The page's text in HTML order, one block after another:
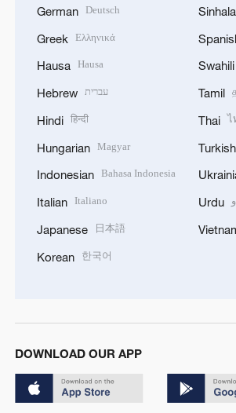
German Deutsch
Greek Ελληνικά
Hausa Hausa
Hebrew עברית
Hindi हिन्दी
Hungarian Magyar
Indonesian Bahasa Indonesia
Italian Italiano
Japanese 日本語
Korean 한국어
Sinhala
Swahili
Tamil
Thai
Turkish
Urdu
DOWNLOAD OUR APP